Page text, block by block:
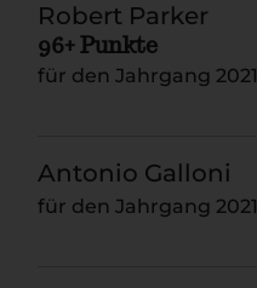
Robert Parker
96+ Punkte
für den Jahrgang 2021
Antonio Galloni
für den Jahrgang 2021